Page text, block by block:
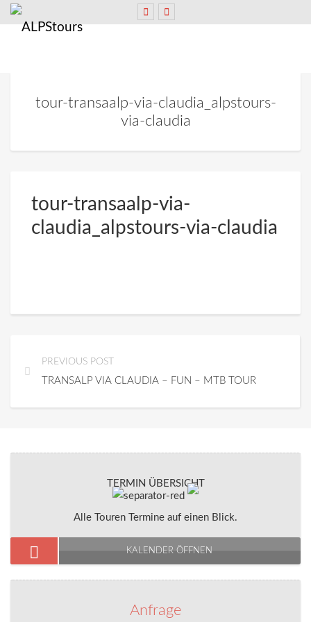
tour-transaalp-via-claudia_alpstours-
via-claudia
tour-transaalp-via-
claudia_alpstours-via-claudia
PREVIOUS POST
TRANSALP VIA CLAUDIA – FUN – MTB TOUR
TERMIN ÜBERSICHT
Alle Touren Termine auf einen Blick.
KALENDER ÖFFNEN
Anfrage